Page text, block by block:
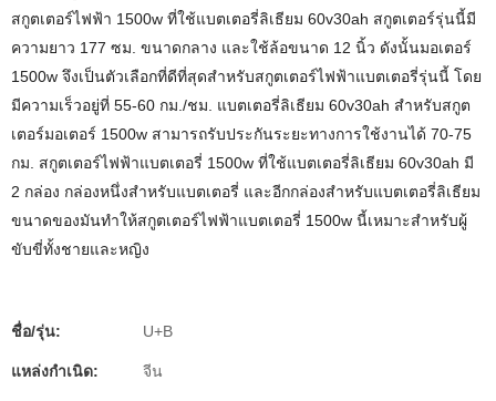
สกูตเตอร์ไฟฟ้า 1500w ที่ใช้แบตเตอรี่ลิเธียม 60v30ah สกูตเตอร์รุ่นนี้มี
ความยาว 177 ซม. ขนาดกลาง และใช้ล้อขนาด 12 นิ้ว ดังนั้นมอเตอร์
1500w จึงเป็นตัวเลือกที่ดีที่สุดสำหรับสกูตเตอร์ไฟฟ้าแบตเตอรี่รุ่นนี้ โดย
มีความเร็วอยู่ที่ 55-60 กม./ชม. แบตเตอรี่ลิเธียม 60v30ah สำหรับสกูต
เตอร์มอเตอร์ 1500w สามารถรับประกันระยะทางการใช้งานได้ 70-75
กม. สกูตเตอร์ไฟฟ้าแบตเตอรี่ 1500w ที่ใช้แบตเตอรี่ลิเธียม 60v30ah มี
2 กล่อง กล่องหนึ่งสำหรับแบตเตอรี่ และอีกกล่องสำหรับแบตเตอรี่ลิเธียม
ขนาดของมันทำให้สกูตเตอร์ไฟฟ้าแบตเตอรี่ 1500w นี้เหมาะสำหรับผู้
ขับขี่ทั้งชายและหญิง
ชื่อ/รุ่น: U+B
แหล่งกำเนิด: จีน